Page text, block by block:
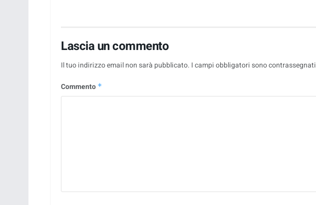
Lascia un commento
Il tuo indirizzo email non sarà pubblicato. I campi obbligatori sono contrassegnati
Commento *